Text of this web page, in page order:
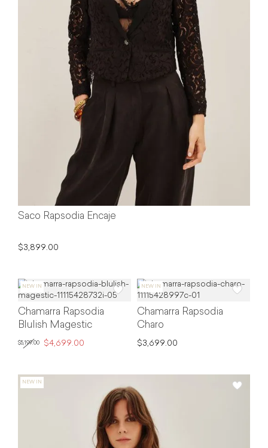
Saco Rapsodia Encaje
$3,899.00
Chamarra Rapsodia
Blulish Magestic
$5,199.00 $4,699.00
Chamarra Rapsodia
Charo
$3,699.00